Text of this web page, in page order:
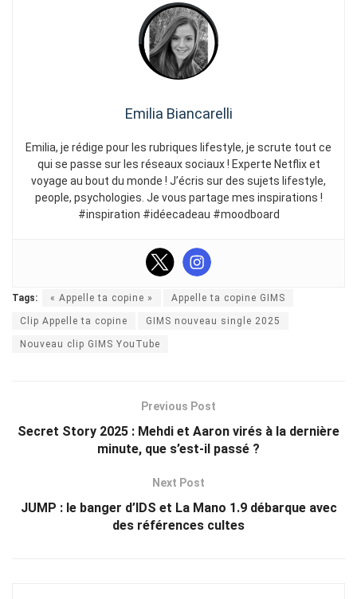
Emilia Biancarelli
Emilia, je rédige pour les rubriques lifestyle, je scrute tout ce
qui se passe sur les réseaux sociaux ! Experte Netflix et
voyage au bout du monde ! J’écris sur des sujets lifestyle,
people, psychologies. Je vous partage mes inspirations !
#inspiration #idéecadeau #moodboard
Tags: « Appelle ta copine » Appelle ta copine GIMS
Clip Appelle ta copine GIMS nouveau single 2025
Nouveau clip GIMS YouTube
Previous Post
Secret Story 2025 : Mehdi et Aaron virés à la dernière
minute, que s’est-il passé ?
Next Post
JUMP : le banger d’IDS et La Mano 1.9 débarque avec
des références cultes